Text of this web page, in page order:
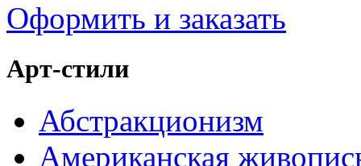
Оформить и заказать
Арт-стили
Абстракционизм
Американская